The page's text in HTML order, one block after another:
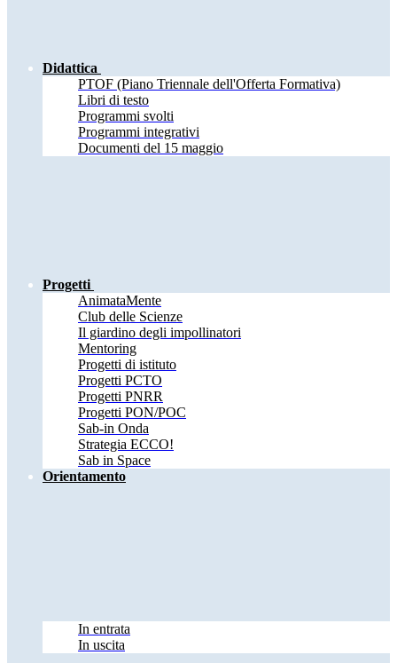
Didattica
PTOF (Piano Triennale dell'Offerta Formativa)
Libri di testo
Programmi svolti
Programmi integrativi
Documenti del 15 maggio
Progetti
AnimataMente
Club delle Scienze
Il giardino degli impollinatori
Mentoring
Progetti di istituto
Progetti PCTO
Progetti PNRR
Progetti PON/POC
Sab-in Onda
Strategia ECCO!
Sab in Space
Orientamento
In entrata
In uscita